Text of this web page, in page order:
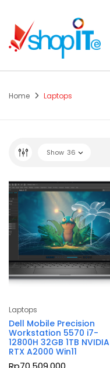
Home Laptops
Show 36
Laptops
Dell Mobile Precision
Workstation 5570 i7-
12800H 32GB 1TB NVIDIA
RTX A2000 Win11